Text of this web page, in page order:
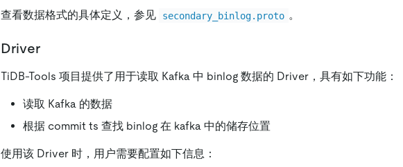
查看数据格式的具体定义，参见 secondary_binlog.proto 。
Driver
TiDB-Tools 项目提供了用于读取 Kafka 中 binlog 数据的 Driver，具有如下功能：
读取 Kafka 的数据
根据 commit ts 查找 binlog 在 kafka 中的储存位置
使用该 Driver 时，用户需要配置如下信息：